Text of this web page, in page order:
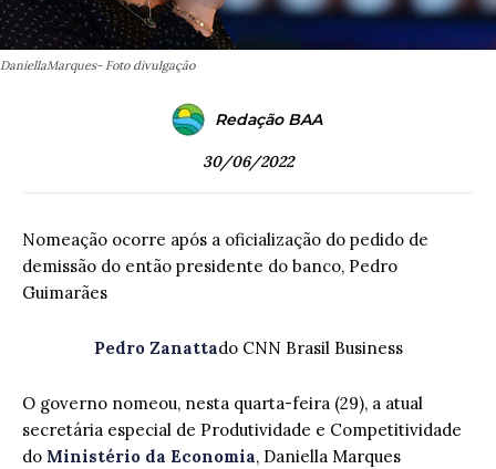
DaniellaMarques- Foto divulgação
Redação BAA
30/06/2022
Nomeação ocorre após a oficialização do pedido de
demissão do então presidente do banco, Pedro
Guimarães
Pedro Zanattado CNN Brasil Business
O governo nomeou, nesta quarta-feira (29), a atual
secretária especial de Produtividade e Competitividade
do Ministério da Economia, Daniella Marques